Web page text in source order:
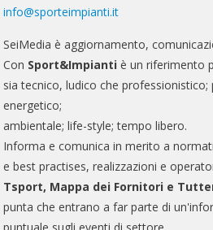
info@sporteimpianti.it
SeiMedia è aggiornamento,
Con Sport&Impianti è un riferimento
sia tecnico, ludico che professionistico;
energetico;
ambientale; life-style; tempo libero.
Informa e comunica in merito a
e best practises, realizzazioni e
Tsport, Mappa dei Fornitori e
punta che entrano a far parte di
puntuale sugli eventi di settore.